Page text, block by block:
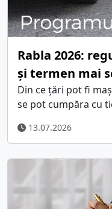
Rabla 2026:
și termen mai
Din ce țări pot fi
se pot cumpăra cu
13.07.2026